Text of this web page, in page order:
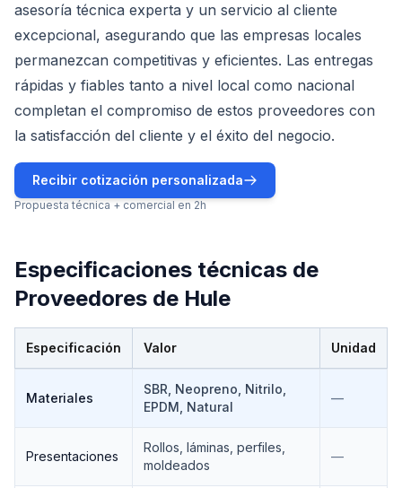
asesoría técnica experta y un servicio al cliente
excepcional, asegurando que las empresas locales
permanezcan competitivas y eficientes. Las entregas
rápidas y fiables tanto a nivel local como nacional
completan el compromiso de estos proveedores con
la satisfacción del cliente y el éxito del negocio.
Recibir cotización personalizada
Propuesta técnica + comercial en 2h
Especificaciones técnicas de
Proveedores de Hule
Especificación Valor Unidad
Materiales
SBR, Neopreno, Nitrilo,
EPDM, Natural
—
Presentaciones
Rollos, láminas, perfiles,
moldeados
—